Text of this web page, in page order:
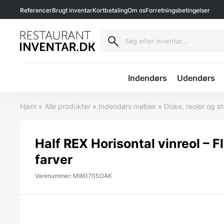
ReferencerBrugt inventarKortbetalingOm osForretningsbetingelser
Indendørs Udendørs
Hjem » Alle produkter » Indendørs møbler » Diske, reoler og
Half REX Horisontal vinreol –
farver
Varenummer: MW070SOAK